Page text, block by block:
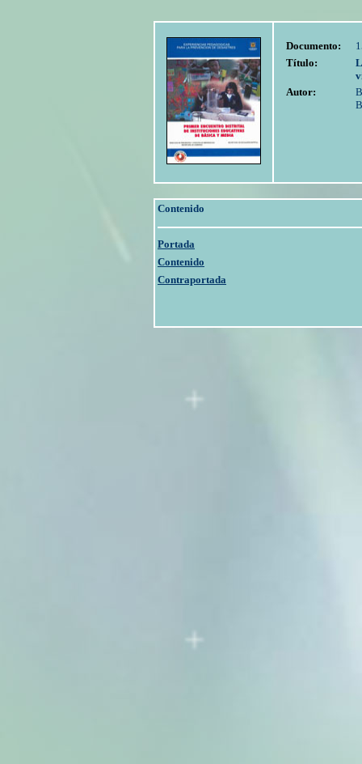
Documento:
Título:
Autor:
Contenido
Portada
Contenido
Contraportada